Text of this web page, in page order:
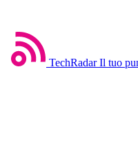
TechRadar Il tuo